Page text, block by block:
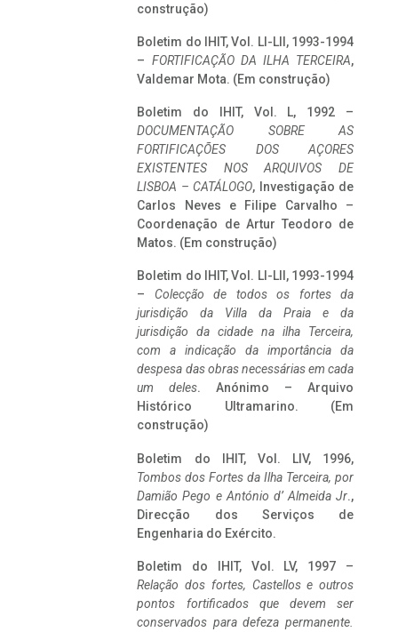
construção)
Boletim do IHIT, Vol. LI-LII, 1993-1994
– FORTIFICAÇÃO DA ILHA TERCEIRA,
Valdemar Mota. (Em construção)
Boletim do IHIT, Vol. L, 1992 –
DOCUMENTAÇÃO SOBRE AS
FORTIFICAÇÕES DOS AÇORES
EXISTENTES NOS ARQUIVOS DE
LISBOA – CATÁLOGO, Investigação de
Carlos Neves e Filipe Carvalho –
Coordenação de Artur Teodoro de
Matos. (Em construção)
Boletim do IHIT, Vol. LI-LII, 1993-1994
– Colecção de todos os fortes da
jurisdição da Villa da Praia e da
jurisdição da cidade na ilha Terceira,
com a indicação da importância da
despesa das obras necessárias em cada
um deles. Anónimo – Arquivo
Histórico Ultramarino. (Em
construção)
Boletim do IHIT, Vol. LIV, 1996,
Tombos dos Fortes da Ilha Terceira, por
Damião Pego e António d’ Almeida Jr.,
Direcção dos Serviços de
Engenharia do Exército.
Boletim do IHIT, Vol. LV, 1997 –
Relação dos fortes, Castellos e outros
pontos fortificados que devem ser
conservados para defeza permanente.